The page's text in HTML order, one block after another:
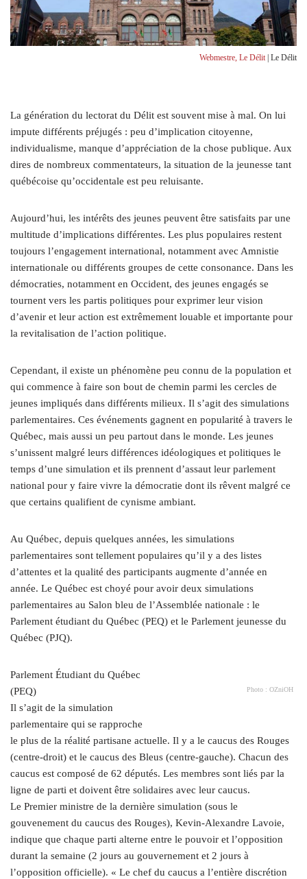
Webmestre, Le Délit| Le Délit
La génération du lectorat du Délit est souvent mise à mal. On lui
impute différents préjugés : peu d’implication citoyenne,
individualisme, manque d’appréciation de la chose publique. Aux
dires de nombreux commentateurs, la situation de la jeunesse tant
québécoise qu’occidentale est peu reluisante.
Aujourd’hui, les intérêts des jeunes peuvent être satisfaits par une
multitude d’implications différentes. Les plus populaires restent
toujours l’engagement international, notamment avec Amnistie
internationale ou différents groupes de cette consonance. Dans les
démocraties, notamment en Occident, des jeunes engagés se
tournent vers les partis politiques pour exprimer leur vision
d’avenir et leur action est extrêmement louable et importante pour
la revitalisation de l’action politique.
Cependant, il existe un phénomène peu connu de la population et
qui commence à faire son bout de chemin parmi les cercles de
jeunes impliqués dans différents milieux. Il s’agit des simulations
parlementaires. Ces événements gagnent en popularité à travers le
Québec, mais aussi un peu partout dans le monde. Les jeunes
s’unissent malgré leurs différences idéologiques et politiques le
temps d’une simulation et ils prennent d’assaut leur parlement
national pour y faire vivre la démocratie dont ils rêvent malgré ce
que certains qualifient de cynisme ambiant.
Au Québec, depuis quelques années, les simulations
parlementaires sont tellement populaires qu’il y a des listes
d’attentes et la qualité des participants augmente d’année en
année. Le Québec est choyé pour avoir deux simulations
parlementaires au Salon bleu de l’Assemblée nationale : le
Parlement étudiant du Québec (PEQ) et le Parlement jeunesse du
Québec (PJQ).
Photo : OZniOH
Parlement Étudiant du Québec
(PEQ)
Il s’agit de la simulation
parlementaire qui se rapproche
le plus de la réalité partisane actuelle. Il y a le caucus des Rouges
(centre-droit) et le caucus des Bleus (centre-gauche). Chacun des
caucus est composé de 62 députés. Les membres sont liés par la
ligne de parti et doivent être solidaires avec leur caucus.
Le Premier ministre de la dernière simulation (sous le
gouvenement du caucus des Rouges), Kevin-Alexandre Lavoie,
indique que chaque parti alterne entre le pouvoir et l’opposition
durant la semaine (2 jours au gouvernement et 2 jours à
l’opposition officielle). « Le chef du caucus a l’entière discrétion